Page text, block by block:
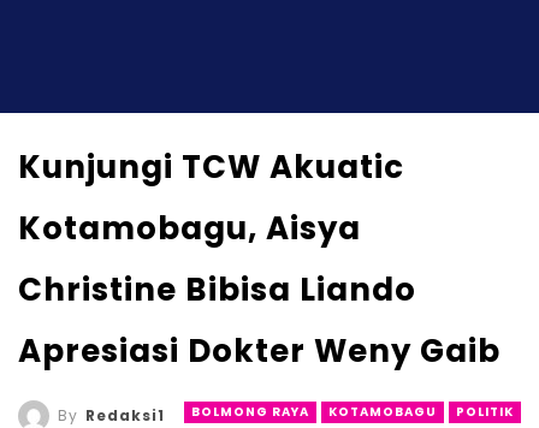
Kunjungi TCW Akuatic
Kotamobagu, Aisya
Christine Bibisa Liando
Apresiasi Dokter Weny Gaib
BOLMONG RAYA KOTAMOBAGU POLITIK
By Redaksi1